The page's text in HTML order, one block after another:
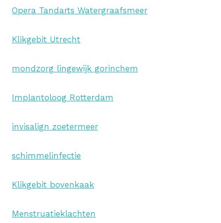
Opera Tandarts Watergraafsmeer
Klikgebit Utrecht
mondzorg lingewijk gorinchem
Implantoloog Rotterdam
invisalign zoetermeer
schimmelinfectie
Klikgebit bovenkaak
Menstruatieklachten